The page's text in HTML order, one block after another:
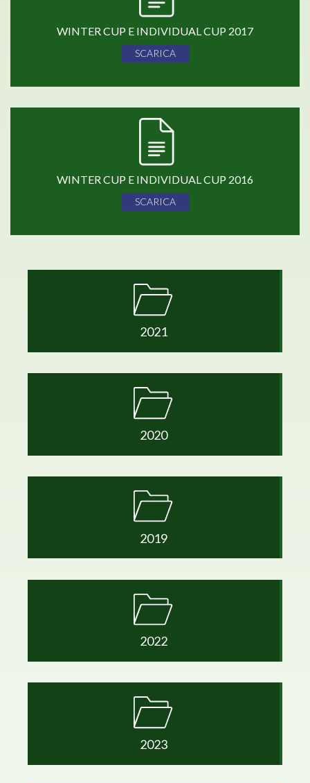
WINTER CUP E INDIVIDUAL CUP 2017
SCARICA
WINTER CUP E INDIVIDUAL CUP 2016
SCARICA
2021
2020
2019
2022
2023